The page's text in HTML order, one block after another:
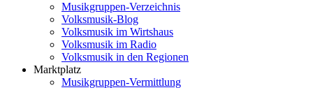
Musikgruppen-Verzeichnis
Volksmusik-Blog
Volksmusik im Wirtshaus
Volksmusik im Radio
Volksmusik in den Regionen
Marktplatz
Musikgruppen-Vermittlung